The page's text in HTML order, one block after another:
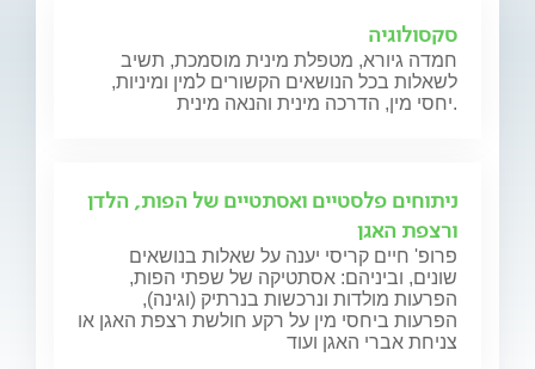
סקסולוגיה
חמדה גיורא, מטפלת מינית מוסמכת, תשיב
לשאלות בכל הנושאים הקשורים למין ומיניות,
יחסי מין, הדרכה מינית והנאה מינית.
ניתוחים פלסטיים ואסתטיים של הפות, הלדן
ורצפת האגן
פרופ' חיים קריסי יענה על שאלות בנושאים
שונים, וביניהם: אסתטיקה של שפתי הפות,
הפרעות מולדות ונרכשות בנרתיק (וגינה),
הפרעות ביחסי מין על רקע חולשת רצפת האגן או
צניחת אברי האגן ועוד